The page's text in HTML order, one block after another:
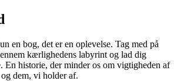
en bog, det er en oplevelse. Tag med på
kærlighedens labyrint og lad dig
En historie, der minder os om vigtigheden af
dem, vi holder af.